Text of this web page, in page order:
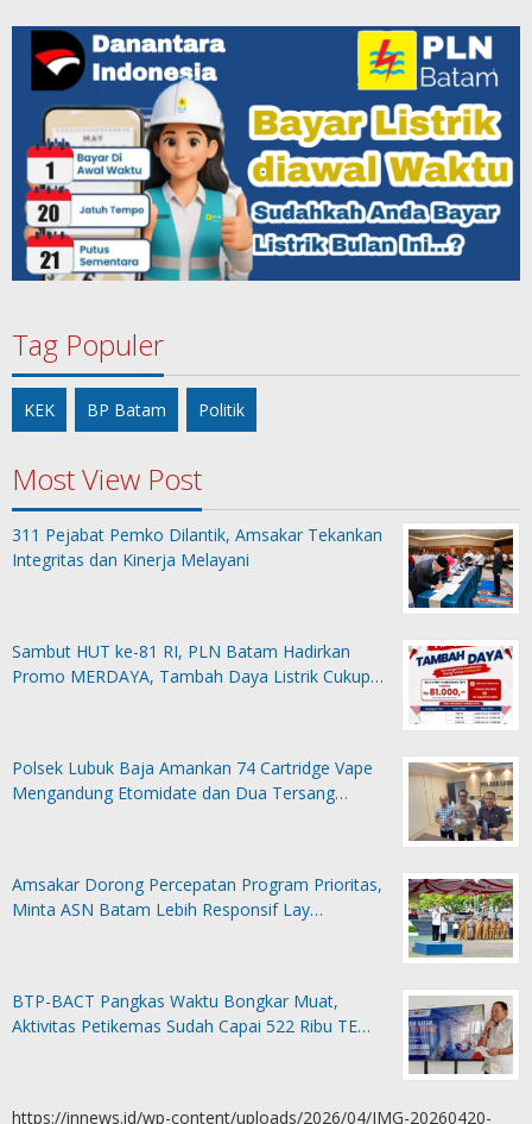
Tag Populer
KEK BP Batam Politik
Most View Post
311 Pejabat Pemko Dilantik, Amsakar Tekankan
Integritas dan Kinerja Melayani
Sambut HUT ke-81 RI, PLN Batam Hadirkan
Promo MERDAYA, Tambah Daya Listrik Cukup…
Polsek Lubuk Baja Amankan 74 Cartridge Vape
Mengandung Etomidate dan Dua Tersang…
Amsakar Dorong Percepatan Program Prioritas,
Minta ASN Batam Lebih Responsif Lay…
BTP-BACT Pangkas Waktu Bongkar Muat,
Aktivitas Petikemas Sudah Capai 522 Ribu TE…
https://innews.id/wp-content/uploads/2026/04/IMG-20260420-